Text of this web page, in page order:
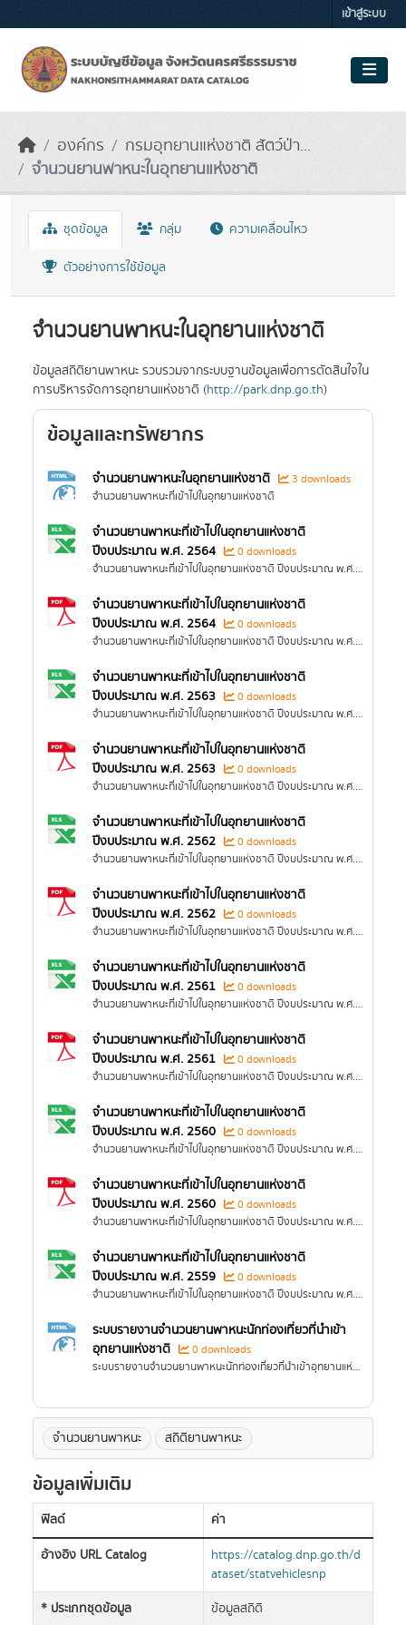
เข้าสู่ระบบ
องค์กร
กรมอุทยานแห่งชาติ สัตว์ป่า...
จำนวนยานพาหนะในอุทยานแห่งชาติ
ชุดข้อมูล กลุ่ม ความเคลื่อนไหว
ตัวอย่างการใช้ข้อมูล
จำนวนยานพาหนะในอุทยานแห่งชาติ
ข้อมูลสถิติยานพาหนะ รวบรวมจากระบบฐานข้อมูลเพื่อการตัดสินใจใน
การบริหารจัดการอุทยานแห่งชาติ (http://park.dnp.go.th)
ข้อมูลและทรัพยากร
จำนวนยานพาหนะในอุทยานแห่งชาติ
3 downloads
จำนวนยานพาหนะที่เข้าไปในอุทยานแห่งชาติ
จำนวนยานพาหนะที่เข้าไปในอุทยานแห่งชาติ
ปีงบประมาณ พ.ศ. 2564
0 downloads
จำนวนยานพาหนะที่เข้าไปในอุทยานแห่งชาติ ปีงบประมาณ พ.ศ. 2564
จำนวนยานพาหนะที่เข้าไปในอุทยานแห่งชาติ
ปีงบประมาณ พ.ศ. 2564
0 downloads
จำนวนยานพาหนะที่เข้าไปในอุทยานแห่งชาติ ปีงบประมาณ พ.ศ. 2564
จำนวนยานพาหนะที่เข้าไปในอุทยานแห่งชาติ
ปีงบประมาณ พ.ศ. 2563
0 downloads
จำนวนยานพาหนะที่เข้าไปในอุทยานแห่งชาติ ปีงบประมาณ พ.ศ. 2563
จำนวนยานพาหนะที่เข้าไปในอุทยานแห่งชาติ
ปีงบประมาณ พ.ศ. 2563
0 downloads
จำนวนยานพาหนะที่เข้าไปในอุทยานแห่งชาติ ปีงบประมาณ พ.ศ. 2563
จำนวนยานพาหนะที่เข้าไปในอุทยานแห่งชาติ
ปีงบประมาณ พ.ศ. 2562
0 downloads
จำนวนยานพาหนะที่เข้าไปในอุทยานแห่งชาติ ปีงบประมาณ พ.ศ. 2562
จำนวนยานพาหนะที่เข้าไปในอุทยานแห่งชาติ
ปีงบประมาณ พ.ศ. 2562
0 downloads
จำนวนยานพาหนะที่เข้าไปในอุทยานแห่งชาติ ปีงบประมาณ พ.ศ. 2562
จำนวนยานพาหนะที่เข้าไปในอุทยานแห่งชาติ
ปีงบประมาณ พ.ศ. 2561
0 downloads
จำนวนยานพาหนะที่เข้าไปในอุทยานแห่งชาติ ปีงบประมาณ พ.ศ. 2561
จำนวนยานพาหนะที่เข้าไปในอุทยานแห่งชาติ
ปีงบประมาณ พ.ศ. 2561
0 downloads
จำนวนยานพาหนะที่เข้าไปในอุทยานแห่งชาติ ปีงบประมาณ พ.ศ. 2561
จำนวนยานพาหนะที่เข้าไปในอุทยานแห่งชาติ
ปีงบประมาณ พ.ศ. 2560
0 downloads
จำนวนยานพาหนะที่เข้าไปในอุทยานแห่งชาติ ปีงบประมาณ พ.ศ. 2560
จำนวนยานพาหนะที่เข้าไปในอุทยานแห่งชาติ
ปีงบประมาณ พ.ศ. 2560
0 downloads
จำนวนยานพาหนะที่เข้าไปในอุทยานแห่งชาติ ปีงบประมาณ พ.ศ. 2560
จำนวนยานพาหนะที่เข้าไปในอุทยานแห่งชาติ
ปีงบประมาณ พ.ศ. 2559
0 downloads
จำนวนยานพาหนะที่เข้าไปในอุทยานแห่งชาติ ปีงบประมาณ พ.ศ. 2559
ระบบรายงานจำนวนยานพาหนะนักท่องเที่ยวที่นำเข้า
อุทยานแห่งชาติ
0 downloads
ระบบรายงานจำนวนยานพาหนะนักท่องเที่ยวที่นำเข้าอุทยานแห่งชาติในรูปแบบ Dashboard ผ่านระบบ BI
จำนวนยานพาหนะ สถิติยานพาหนะ
ข้อมูลเพิ่มเติม
ฟิลด์
ค่า
อ้างอิง URL Catalog
https://catalog.dnp.go.th/d
ataset/statvehiclesnp
* ประเภทชุดข้อมูล
ข้อมูลสถิติ